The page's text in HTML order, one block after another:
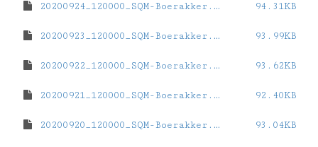
20200924_120000_SQM-Boerakker.dat 94.31KB
20200923_120000_SQM-Boerakker.dat 93.99KB
20200922_120000_SQM-Boerakker.dat 93.62KB
20200921_120000_SQM-Boerakker.dat 92.40KB
20200920_120000_SQM-Boerakker.dat 93.04KB